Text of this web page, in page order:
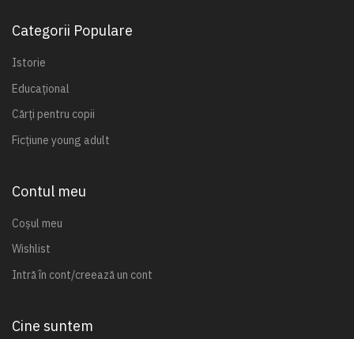
Categorii Populare
Istorie
Educațional
Cărți pentru copii
Ficțiune young adult
Contul meu
Coșul meu
Wishlist
Intră în cont/creează un cont
Cine suntem